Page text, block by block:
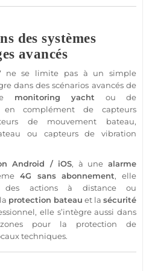
des systèmes
avancés
ne se limite pas à un simple
dans des scénarios avancés de
monitoring yacht ou de
complément de capteurs
de mouvement bateau,
ou capteurs de vibration
Android / iOS, à unealarme
4G sans abonnement, elle
des actions à distance ou
protection bateau et la sécurité
, elle s’intègre aussi dans
zones pour la protection de
techniques.